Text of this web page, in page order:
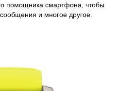
помощника смартфона, чтобы
и многое другое.